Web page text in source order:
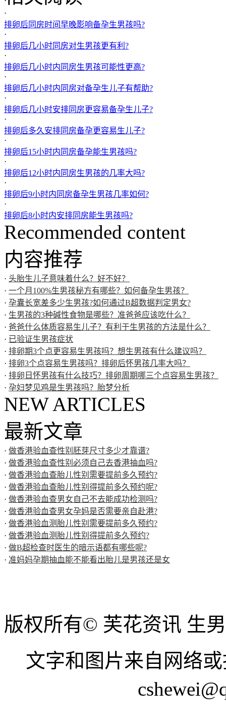
·
排卵后同房时间早晚影响备孕生男孩吗?
·
排卵后几小时同房对生男孩更有利?
·
排卵后几小时内同房生男孩可能性更高?
·
排卵后几小时内同房对备孕生儿子有帮助?
·
排卵后几小时安排同房更容易备孕生儿子?
·
排卵后多久安排同房备孕更容易生儿子?
·
排卵后15小时内同房备孕能生男孩吗?
·
排卵后12小时内同房生男孩的几率大吗?
·
排卵后9小时内同房备孕生男孩几率如何?
·
排卵后8小时内安排同房能生男孩吗?
Recommended content
内容推荐
· 头胎生儿子意味着什么？好不好？
· 一个月100%生男孩秘方有哪些？如何备孕生男孩？
· 孕囊长宽差多少生男孩?如何通过B超数据判定男女?
· 生男孩的3种碱性食物是哪些？准爸爸应该吃什么？
· 爸爸什么体质容易生儿子？有利于生男孩的方法是什么？
· 已验证生男孩症状
· 排卵期3个点更容易生男孩吗？想生男孩有什么建议吗？
· 排卵3个点容易生男孩吗？排卵后怀男孩几率大吗？
· 排卵日怀男孩有什么技巧？排卵周期哪三个点容易生男孩？
· 孕妇梦见鸡是生男孩吗？胎梦分析
NEW ARTICLES
最新文章
· 做香港验血查性别胚芽尺寸多少才靠谱?
· 做香港验血查性别必须自己去香港抽血吗?
· 做香港验血查胎儿性别需要提前多久预约?
· 做香港验血查胎儿性别得提前多久预约呢?
· 做香港验血查男女自己不去能成功检测吗?
· 做香港验血查男女孕妈是否需要亲自赴港?
· 做香港验血测胎儿性别需要提前多久预约?
· 做香港验血测胎儿性别得提前多久预约?
· 做B超检查时医生的暗示语都有哪些呢?
· 准妈妈孕期抽血能不能看出胎儿是男孩还是女
版权所有© 芙花资讯 生
文字和图片来自网络